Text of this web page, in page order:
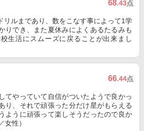
68.43点
リルまであり、数をこなす事によって1学
りでき、また夏休みによくあるたるみも
生活にスムーズに戻ることが出来まし
66.44点
てやっていて自信がついたようで良かっ
り、それで頑張った分だけ星がもらえる
ように頑張って楽しそうだったので良か
女性）